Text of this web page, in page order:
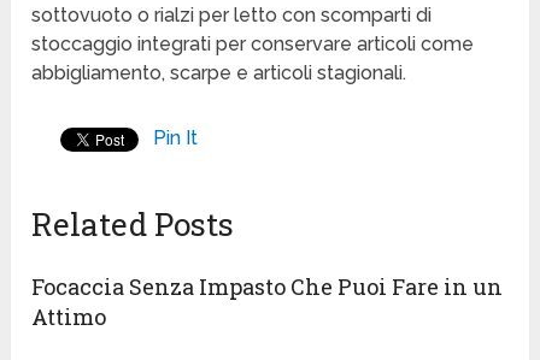
sottovuoto o rialzi per letto con scomparti di
stoccaggio integrati per conservare articoli come
abbigliamento, scarpe e articoli stagionali.
Pin It
Related Posts
Focaccia Senza Impasto Che Puoi Fare in un
Attimo